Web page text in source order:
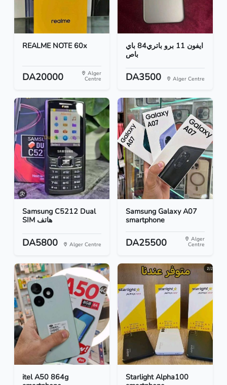
REALME NOTE 60x
DA20000 Alger
Centre
ايفون 11 برو باتري84 باي
باص
DA3500 Alger Centre
Samsung C5212 Dual
SIM هاتف
DA5800 Alger Centre
Samsung Galaxy A07
smartphone
DA25500 Alger
Centre
itel A50 864g
Starlight Alpha100